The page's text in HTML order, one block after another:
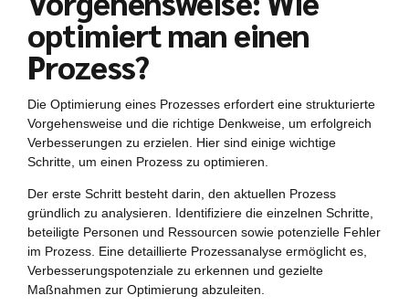
optimiert man einen
Prozess?
Die Optimierung eines Prozesses erfordert eine strukturierte
Vorgehensweise und die richtige Denkweise, um erfolgreich
Verbesserungen zu erzielen. Hier sind einige wichtige
Schritte, um einen Prozess zu optimieren.
Der erste Schritt besteht darin, den aktuellen Prozess
gründlich zu analysieren. Identifiziere die einzelnen Schritte,
beteiligte Personen und Ressourcen sowie potenzielle Fehler
im Prozess. Eine detaillierte Prozessanalyse ermöglicht es,
Verbesserungspotenziale zu erkennen und gezielte
Maßnahmen zur Optimierung abzuleiten.